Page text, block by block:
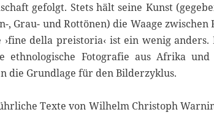
gefolgt. Stets hält seine Kunst
, Grau- und Rottönen) die Waage
›fine della preistoria‹ ist ein wenig
ethnologische Fotografie aus Afrika und
die Grundlage für den Bilderzyklus.
Texte von Wilhelm Christoph